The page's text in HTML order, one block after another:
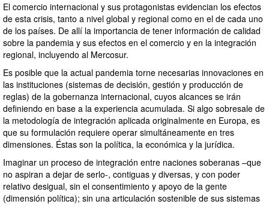
El comercio internacional y sus protagonistas evidencian los efectos
de esta crisis, tanto a nivel global y regional como en el de cada uno
de los países. De allí la importancia de tener información de calidad
sobre la pandemia y sus efectos en el comercio y en la integración
regional, incluyendo al Mercosur.
Es posible que la actual pandemia torne necesarias innovaciones en
las instituciones (sistemas de decisión, gestión y producción de
reglas) de la gobernanza internacional, cuyos alcances se irán
definiendo en base a la experiencia acumulada. Si algo sobresale de
la metodología de integración aplicada originalmente en Europa, es
que su formulación requiere operar simultáneamente en tres
dimensiones. Éstas son la política, la económica y la jurídica.
Imaginar un proceso de integración entre naciones soberanas –que
no aspiran a dejar de serlo-, contiguas y diversas, y con poder
relativo desigual, sin el consentimiento y apoyo de la gente
(dimensión política); sin una articulación sostenible de sus sistemas